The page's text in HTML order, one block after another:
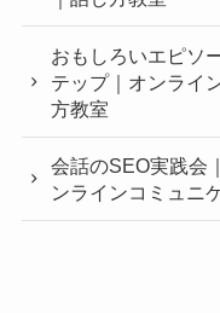
おもしろいエピソ
テップ｜オンライ
方教室
会話のSEO実践会
ンラインコミュニ